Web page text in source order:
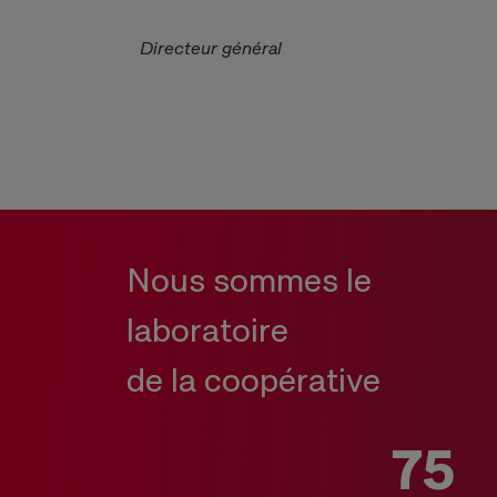
Directeur général
Nous sommes le
laboratoire
de la coopérative
75